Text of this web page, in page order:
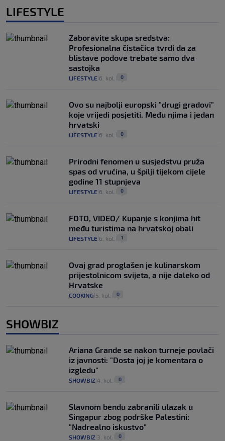
LIFESTYLE
Zaboravite skupa sredstva:
Profesionalna čistačica tvrdi da za
blistave podove trebate samo dva
sastojka
LIFESTYLE 6. kol. 0
Ovo su najbolji europski "drugi gradovi"
koje vrijedi posjetiti. Među njima i jedan
hrvatski
LIFESTYLE 6. kol. 0
Prirodni fenomen u susjedstvu pruža
spas od vrućina, u špilji tijekom cijele
godine 11 stupnjeva
LIFESTYLE 6. kol. 0
FOTO, VIDEO/ Kupanje s konjima hit
među turistima na hrvatskoj obali
LIFESTYLE 6. kol. 1
Ovaj grad proglašen je kulinarskom
prijestolnicom svijeta, a nije daleko od
Hrvatske
COOKING 5. kol. 0
SHOWBIZ
Ariana Grande se nakon turneje povlači
iz javnosti: "Dosta joj je komentara o
izgledu"
SHOWBIZ 4. kol. 0
Slavnom bendu zabranili ulazak u
Singapur zbog podrške Palestini:
"Nadrealno iskustvo"
SHOWBIZ 3. kol. 0